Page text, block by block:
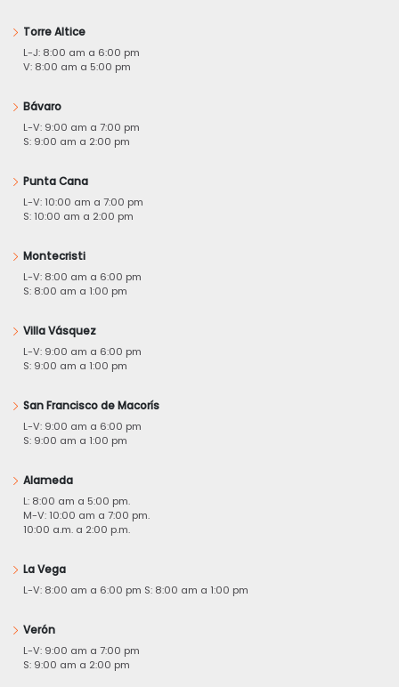
Torre Altice
L-J: 8:00 am a 6:00 pm
V: 8:00 am a 5:00 pm
Bávaro
L-V: 9:00 am a 7:00 pm
S: 9:00 am a 2:00 pm
Punta Cana
L-V: 10:00 am a 7:00 pm
S: 10:00 am a 2:00 pm
Montecristi
L-V: 8:00 am a 6:00 pm
S: 8:00 am a 1:00 pm
Villa Vásquez
L-V: 9:00 am a 6:00 pm
S: 9:00 am a 1:00 pm
San Francisco de Macorís
L-V: 9:00 am a 6:00 pm
S: 9:00 am a 1:00 pm
Alameda
L: 8:00 am a 5:00 pm.
M-V: 10:00 am a 7:00 pm.
10:00 a.m. a 2:00 p.m.
La Vega
L-V: 8:00 am a 6:00 pm S: 8:00 am a 1:00 pm
Verón
L-V: 9:00 am a 7:00 pm
S: 9:00 am a 2:00 pm